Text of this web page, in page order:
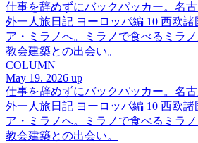
仕事を辞めずにバックパッカー。名
外一人旅日記 ヨーロッパ編 10 西欧諸
ア・ミラノへ。ミラノで食べるミラ
教会建築との出会い。
COLUMN
May 19. 2026 up
仕事を辞めずにバックパッカー。名
外一人旅日記 ヨーロッパ編 10 西欧諸
ア・ミラノへ。ミラノで食べるミラ
教会建築との出会い。